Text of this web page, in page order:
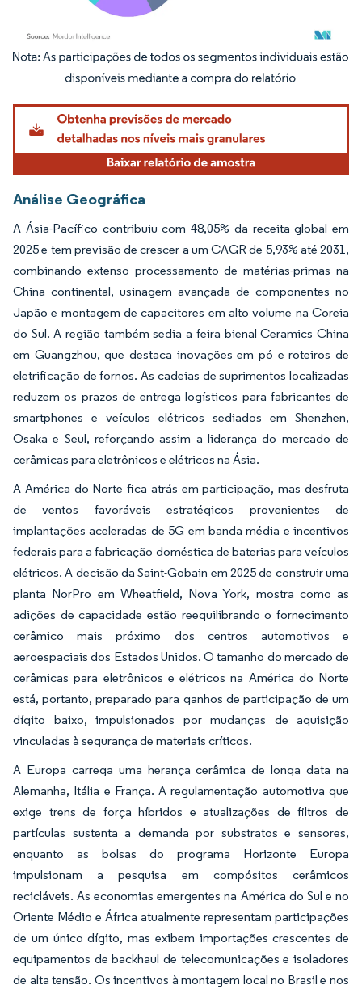
Imagem © Mordor Intelligence. O reuso requer atribuição conforme CC BY 4.0.
Análise Geográfica
A Ásia-Pacífico contribuiu com 48,05% da receita global em
2025 e tem previsão de crescer a um CAGR de 5,93% até 2031,
combinando extenso processamento de matérias-primas na
China continental, usinagem avançada de componentes no
Japão e montagem de capacitores em alto volume na Coreia
do Sul. A região também sedia a feira bienal Ceramics China
em Guangzhou, que destaca inovações em pó e roteiros de
eletrificação de fornos. As cadeias de suprimentos localizadas
reduzem os prazos de entrega logísticos para fabricantes de
smartphones e veículos elétricos sediados em Shenzhen,
Osaka e Seul, reforçando assim a liderança do mercado de
cerâmicas para eletrônicos e elétricos na Ásia.
A América do Norte fica atrás em participação, mas desfruta
de ventos favoráveis estratégicos provenientes de
implantações aceleradas de 5G em banda média e incentivos
federais para a fabricação doméstica de baterias para veículos
elétricos. A decisão da Saint-Gobain em 2025 de construir uma
planta NorPro em Wheatfield, Nova York, mostra como as
adições de capacidade estão reequilibrando o fornecimento
cerâmico mais próximo dos centros automotivos e
aeroespaciais dos Estados Unidos. O tamanho do mercado de
cerâmicas para eletrônicos e elétricos na América do Norte
está, portanto, preparado para ganhos de participação de um
dígito baixo, impulsionados por mudanças de aquisição
vinculadas à segurança de materiais críticos.
A Europa carrega uma herança cerâmica de longa data na
Alemanha, Itália e França. A regulamentação automotiva que
exige trens de força híbridos e atualizações de filtros de
partículas sustenta a demanda por substratos e sensores,
enquanto as bolsas do programa Horizonte Europa
impulsionam a pesquisa em compósitos cerâmicos
recicláveis. As economias emergentes na América do Sul e no
Oriente Médio e África atualmente representam participações
de um único dígito, mas exibem importações crescentes de
equipamentos de backhaul de telecomunicações e isoladores
de alta tensão. Os incentivos à montagem local no Brasil e nos